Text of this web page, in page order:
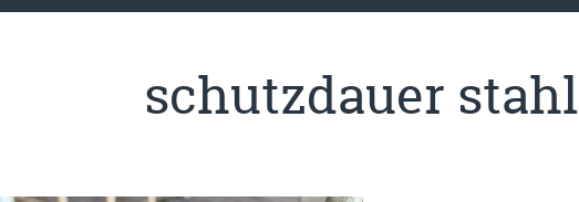
schutzdauer stahl